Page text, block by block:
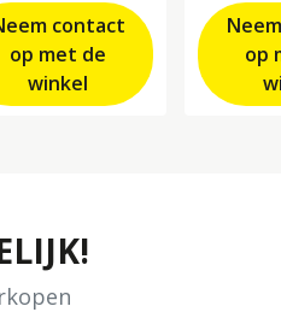
contact
op met de
winkel
op